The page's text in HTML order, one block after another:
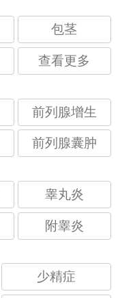
包茎
查看更多
前列腺增生
前列腺囊肿
睾丸炎
附睾炎
少精症